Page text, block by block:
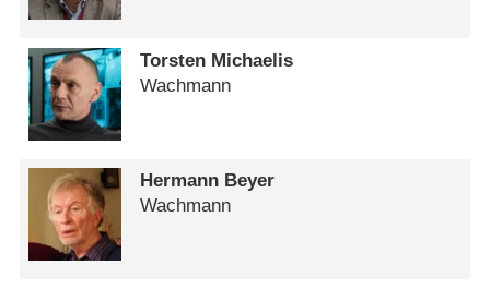
Torsten Michaelis
Wachmann
Hermann Beyer
Wachmann